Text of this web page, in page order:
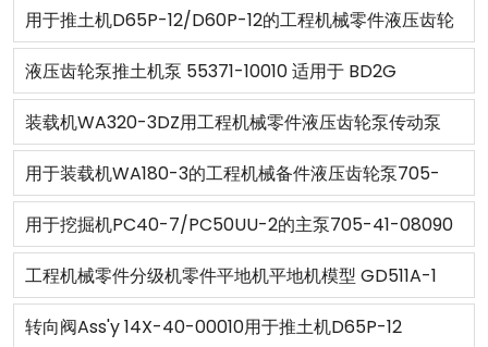
用于推土机D65P-12/D60P-12的工程机械零件液压齿轮
泵705-51-20370
液压齿轮泵推土机泵 55371-10010 适用于 BD2G
装载机WA320-3DZ用工程机械零件液压齿轮泵传动泵
705-51-20430
用于装载机WA180-3的工程机械备件液压齿轮泵705-
51-20180
用于挖掘机PC40-7/PC50UU-2的主泵705-41-08090
工程机械零件分级机零件平地机平地机模型 GD511A-1
转向阀Ass'y 14X-40-00010用于推土机D65P-12